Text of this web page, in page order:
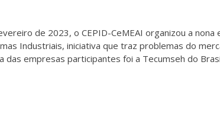
de 2023, o CEPID-CeMEAI organizou a nona
Industriais, iniciativa que traz problemas do
das empresas participantes foi a Tecumseh do